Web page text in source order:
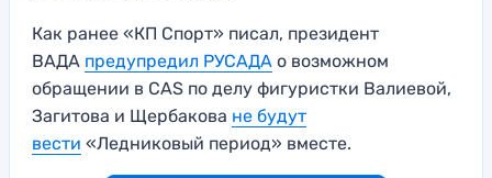
Как ранее «КП Спорт» писал, президент
ВАДА предупредил РУСАДА о возможном
обращении в CAS по делу фигуристки Валиевой,
Загитова и Щербакова не будут
вести «Ледниковый период» вместе.